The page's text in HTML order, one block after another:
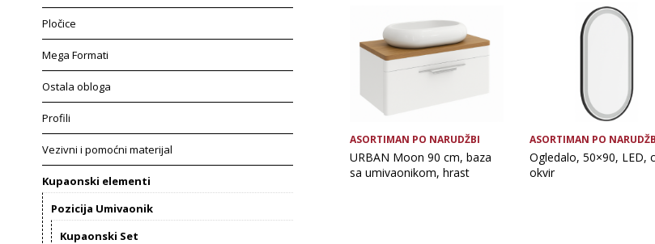
Pločice
Mega Formati
Ostala obloga
Profili
Vezivni i pomoćni materijal
Kupaonski elementi
Pozicija Umivaonik
Kupaonski Set
ASORTIMAN PO NARUDŽBI
URBAN Moon 90 cm, baza
sa umivaonikom, hrast
ASORTIMAN PO
Ogledalo, 50×90, LED,
okvir